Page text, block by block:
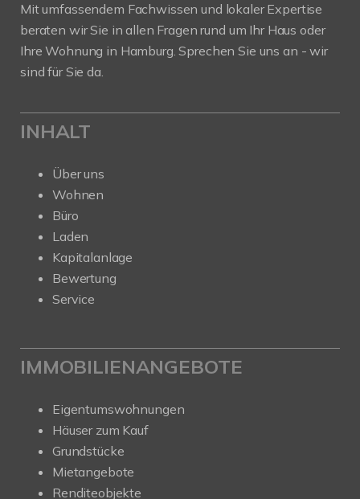
Mit umfassendem Fachwissen und lokaler Expertise
beraten wir Sie in allen Fragen rund um Ihr Haus oder
Ihre Wohnung in Hamburg. Sprechen Sie uns an - wir
sind für Sie da.
INHALT
Über uns
Wohnen
Büro
Laden
Kapitalanlage
Bewertung
Service
IMMOBILIENANGEBOTE
Eigentumswohnungen
Häuser zum Kauf
Grundstücke
Mietangebote
Renditeobjekte